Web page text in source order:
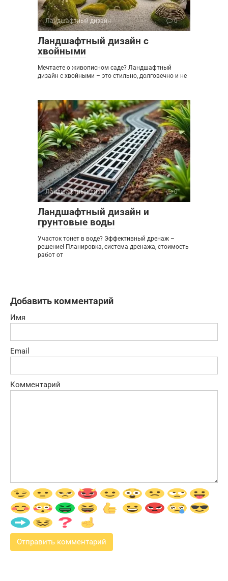
Ландшафтный дизайн 0
Ландшафтный дизайн с
хвойными
Мечтаете о живописном саде? Ландшафтный
дизайн с хвойными – это стильно, долговечно и не
Ландшафтный дизайн 0
Ландшафтный дизайн и
грунтовые воды
Участок тонет в воде? Эффективный дренаж –
решение! Планировка, система дренажа, стоимость
работ от
Добавить комментарий
Имя
Email
Комментарий